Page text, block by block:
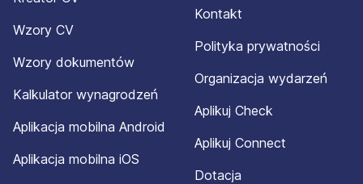
Wzory CV
Wzory dokumentów
Kalkulator wynagrodzeń
Aplikacja mobilna Android
Aplikacja mobilna iOS
Kontakt
Polityka prywatności
Organizacja wydarzeń
Aplikuj Check
Aplikuj Connect
Dotacja